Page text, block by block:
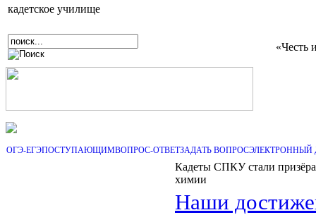
кадетское училище
«Честь
ОГЭ-ЕГЭПОСТУПАЮЩИМВОПРОС-ОТВЕТЗАДАТЬ ВОПРОСЭЛЕКТРОННЫЙ
Кадеты СПКУ стали
химии
Наши